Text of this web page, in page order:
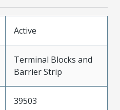
Active
Terminal Blocks and
Barrier Strip
39503